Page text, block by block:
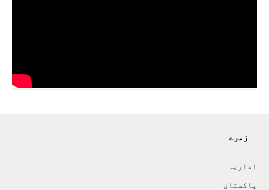
زمرے
اداريہ
پاکستان